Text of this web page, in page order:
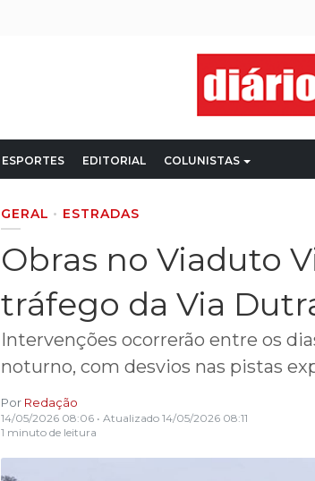
ESPORTES EDITORIAL COLUNISTAS
GERAL ESTRADAS
Obras no Viaduto
tráfego da Via
Intervenções ocorrerão entre os
noturno, com desvios nas pistas
Por Redação
14/05/2026 08:06 • Atualizado 14/05/2026 08:11
1 minuto de leitura